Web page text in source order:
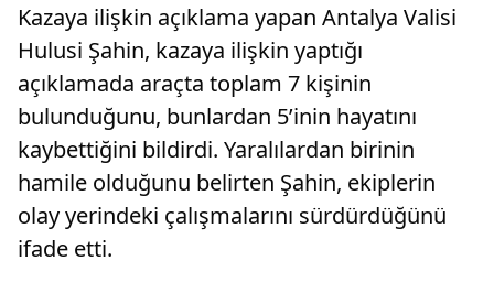
Kazaya ilişkin açıklama yapan Antalya Valisi
Hulusi Şahin, kazaya ilişkin yaptığı
açıklamada araçta toplam 7 kişinin
bulunduğunu, bunlardan 5’inin hayatını
kaybettiğini bildirdi. Yaralılardan birinin
hamile olduğunu belirten Şahin, ekiplerin
olay yerindeki çalışmalarını sürdürdüğünü
ifade etti.